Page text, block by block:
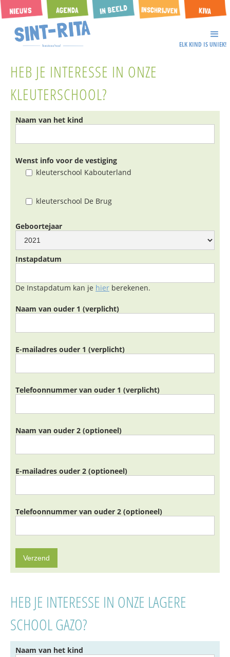
ELK KIND IS UNIEK!
HEB JE INTERESSE IN ONZE
KLEUTERSCHOOL?
Naam van het kind
Wenst info voor de vestiging
kleuterschool Kabouterland
kleuterschool De Brug
Geboortejaar
Instapdatum
De Instapdatum kan je hier berekenen.
Naam van ouder 1 (verplicht)
E-mailadres ouder 1 (verplicht)
Telefoonnummer van ouder 1 (verplicht)
Naam van ouder 2 (optioneel)
E-mailadres ouder 2 (optioneel)
Telefoonnummer van ouder 2 (optioneel)
HEB JE INTERESSE IN ONZE LAGERE
SCHOOL GAZO?
Naam van het kind